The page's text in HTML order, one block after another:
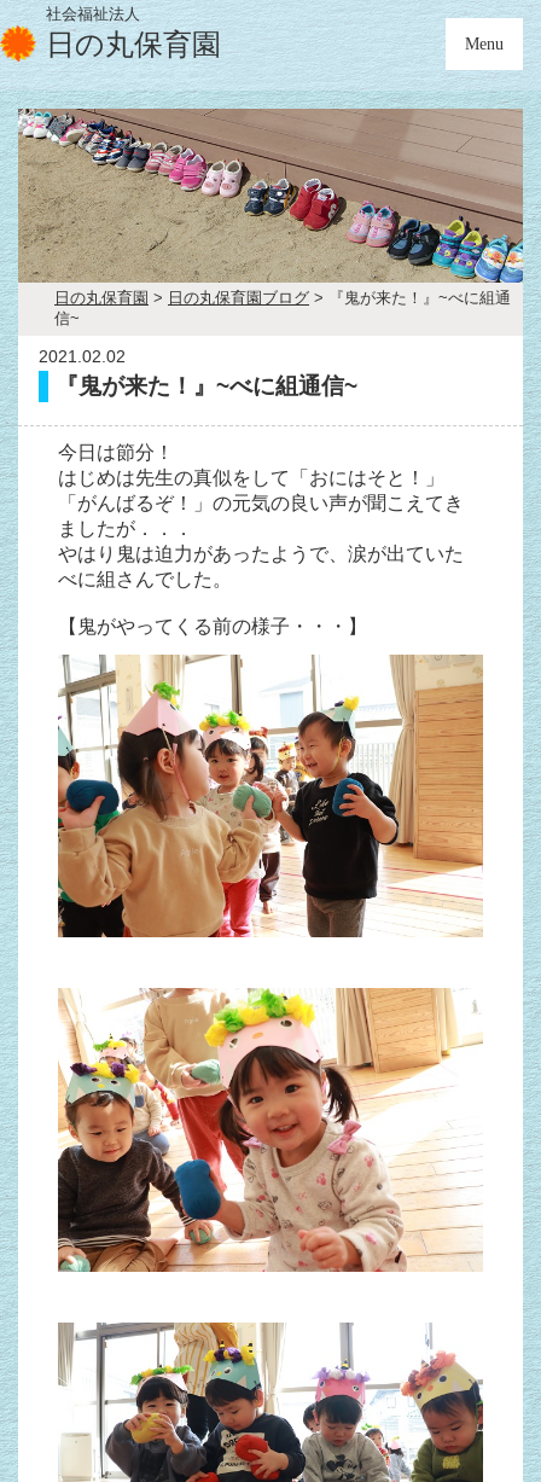
社会福祉法人
日の丸保育園 Menu
日の丸保育園 > 日の丸保育園ブログ >
『鬼が来た！』~べに組通
信~
2021.02.02
『鬼が来た！』~べに組通信~
今日は節分！
はじめは先生の真似をして「おにはそと！」
「がんばるぞ！」の元気の良い声が聞こえてき
ましたが．．．
やはり鬼は迫力があったようで、涙が出ていた
べに組さんでした。
【鬼がやってくる前の様子・・・】